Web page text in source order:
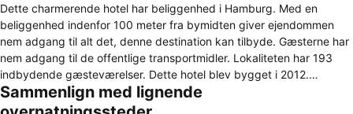
Dette charmerende hotel har beliggenhed i Hamburg. Med en
beliggenhed indenfor 100 meter fra bymidten giver ejendommen
nem adgang til alt det, denne destination kan tilbyde. Gæsterne har
nem adgang til de offentlige transportmidler. Lokaliteten har 193
indbydende gæsteværelser. Dette hotel blev bygget i 2012.
Besøgende kan holde sig opdateret med internet og Wi-Fi-adgang
på offentlige områder, mens det sidste også er tilgængeligt i
Sammenlign med lignende